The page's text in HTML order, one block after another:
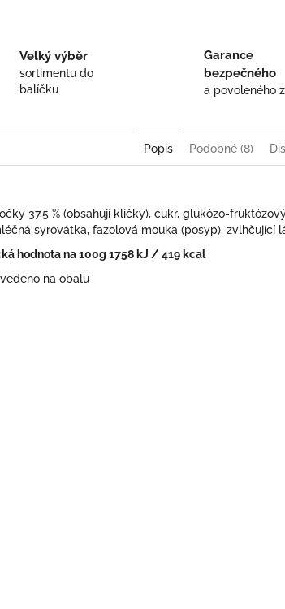
Velký výběr
sortimentu do
balíčku
Garance
bezpečného
a povoleného
Popis Podobné (8)
37,5 % (obsahují klíčky), cukr, glukózo-
syrovátka, fazolová mouka (posyp), zvlhčující
hodnota na 100g 1758 kJ / 419 kcal
na obalu